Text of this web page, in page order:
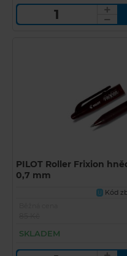
PILOT Roller Frixion
0,7 mm
U
Kód
SKLADEM